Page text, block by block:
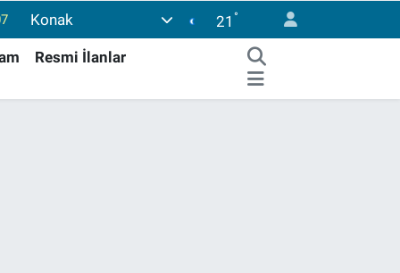
Konak 21 °
Resmi İlanlar